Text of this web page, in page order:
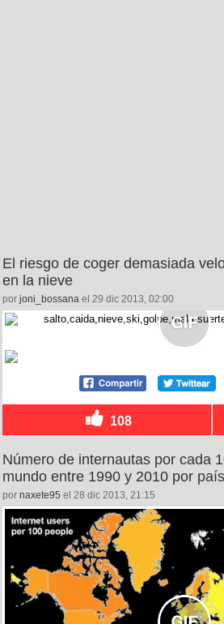
El riesgo de coger demasiada
en la nieve
por joni_bossana el 29 dic 2013, 02:00
108
Número de internautas por cada
mundo entre 1990 y 2010 por país
por naxete95 el 28 dic 2013, 21:15